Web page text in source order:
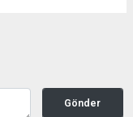
Gönder